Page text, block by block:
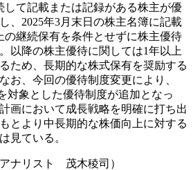
して記載または記録がある株主が優
、2025年3月末日の株主名簿に記載
の継続保有を条件とせずに株主優待
以降の株主優待に関しては1年以上
ため、長期的な株式保有を奨励する
お、今回の優待制度変更により、
対象とした優待制度が追加となっ
画において成長戦略を明確に打ち出
とより中長期的な株価向上に対する
見ている。
ナリスト 茂木稜司）